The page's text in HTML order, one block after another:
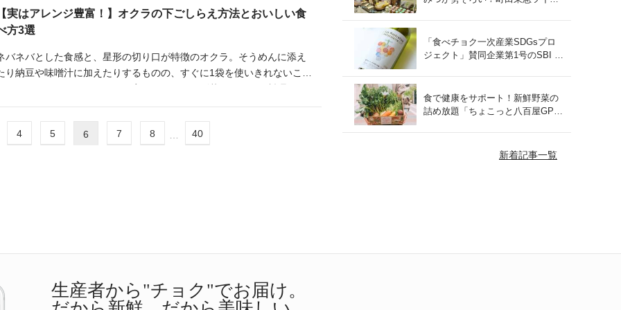
実はアレンジ豊富！】オクラの下ごしらえ方法とおいしい食
方3選
バネバとした食感と、星形の切り口が特徴のオクラ。そうめんに添え
り納豆や味噌汁に加えたりするものの、すぐに1袋を使いきれないこと
活躍してくれる野菜なのです。今回は、オクラの下ごしらえ方法とお
しい食べ方を3つ紹介します。
4 5 6 7 8 40
「食べチョク一次産業SDGsプロ
ジェクト」賛同企業第1号のSBI F
食で健康をサポート！新鮮野菜の
詰め放題「ちょこっと八百屋GP
新着記事一覧
生産者から"チョク"でお届け。